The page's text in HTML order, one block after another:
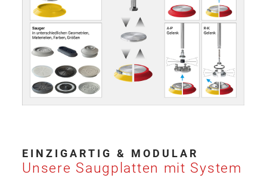
EINZIGARTIG & MODULAR
Unsere Saugplatten mit System